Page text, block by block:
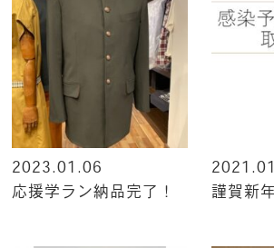
2023.01.06
応援学ラン納品完了！
謹賀新年